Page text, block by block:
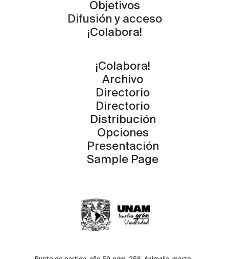
Objetivos
Difusión y acceso
¡Colabora!
¡Colabora!
Archivo
Directorio
Directorio
Distribución
Opciones
Presentación
Sample Page